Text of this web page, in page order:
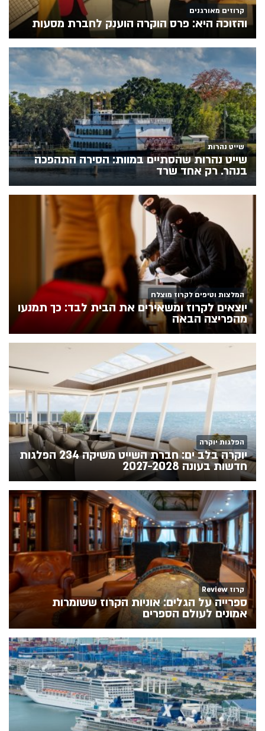
קרוזים מאורגנים
והזוכה היא: פרס הוקרה הוענק לחברת מסעות
שייט נהרות
שייט נהרות שהסתיים במוות: הסירה התהפכה
בנהר. רק אחד שרד
המלצות וטיפים לקרוז מוצלח
יוצאים לקרוז ומשאירים את הבית לבד: כך תמנעו
מהפריצה הבאה
הפלגות יוקרה
יוקרה בלב ים: חברת השייט משיקה 234 הפלגות
חדשות בעונה 2027-2028
קרוז Review
ספרייה על הגלים: אוניות הקרוז ששומרות
אמונים לעולם הספרים